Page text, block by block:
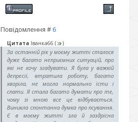
Повідомлення # 6
Цитата Іванка66 ( )
За останній рік у моєму житті сталося
дуже багато неприємних ситуацій, про
які не хочу згадувати. Я була у важкій
депресії, втратила роботу, багато
хворіла, не могла нормально їсти і
спати. Я стала багато думати про те,
чому зі мною все це відбувається.
Виникла спонтанна думка про псування.
Є в моєму житті зла й заздрісна